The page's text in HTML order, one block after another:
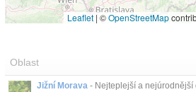
Leaflet | ©OpenStreetMap
Oblast
Jižní Morava - Nejteplejší a nejúrodnější